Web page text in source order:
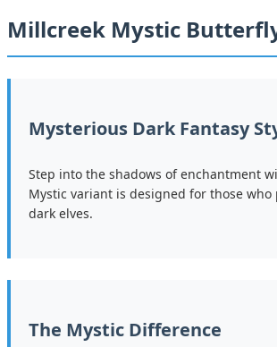
Millcreek Mystic
Mysterious Dark Fantasy
Step into the shadows of enchantment
Mystic variant is designed for those
dark elves.
The Mystic Difference